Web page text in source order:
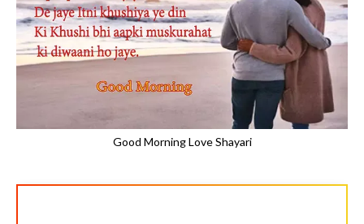
Good Morning Love Shayari